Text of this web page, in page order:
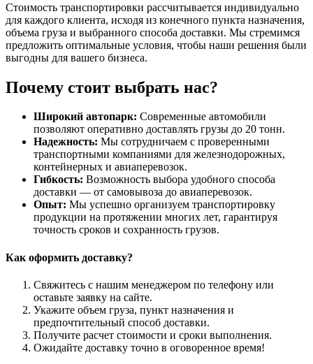
Стоимость транспортировки рассчитывается индивидуально
для каждого клиента, исходя из конечного пункта назначения,
объема груза и выбранного способа доставки. Мы стремимся
предложить оптимальные условия, чтобы наши решения были
выгодны для вашего бизнеса.
Почему стоит выбрать нас?
Широкий автопарк: Современные автомобили
позволяют оперативно доставлять грузы до 20 тонн.
Надежность: Мы сотрудничаем с проверенными
транспортными компаниями для железнодорожных,
контейнерных и авиаперевозок.
Гибкость: Возможность выбора удобного способа
доставки — от самовывоза до авиаперевозок.
Опыт: Мы успешно организуем транспортировку
продукции на протяжении многих лет, гарантируя
точность сроков и сохранность грузов.
Как оформить доставку?
Свяжитесь с нашим менеджером по телефону или
оставьте заявку на сайте.
Укажите объем груза, пункт назначения и
предпочтительный способ доставки.
Получите расчет стоимости и сроки выполнения.
Ожидайте доставку точно в оговоренное время!